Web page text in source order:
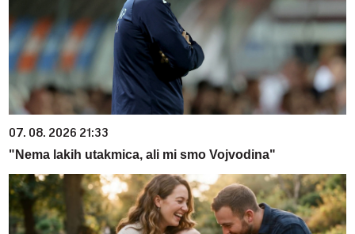
07. 08. 2026 21:33
"Nema lakih utakmica, ali mi smo Vojvodina"